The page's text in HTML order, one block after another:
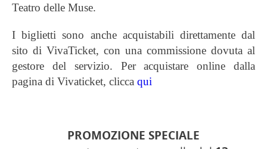
Teatro delle Muse.
I biglietti sono anche acquistabili direttamente dal
sito di VivaTicket, con una commissione dovuta al
gestore del servizio. Per acquistare online dalla
pagina di Vivaticket, clicca qui
PROMOZIONE SPECIALE